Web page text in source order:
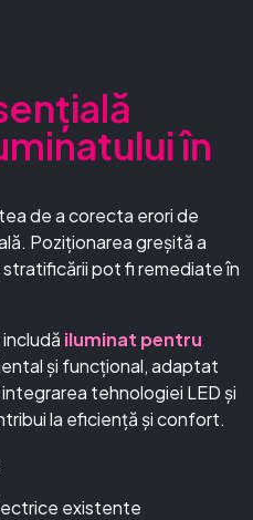
în
de a corecta erori de
Poziționarea greșită a
pot fi remediate în
iluminat pentru
și funcțional, adaptat
tehnologiei LED și
la eficiență și confort.
existente